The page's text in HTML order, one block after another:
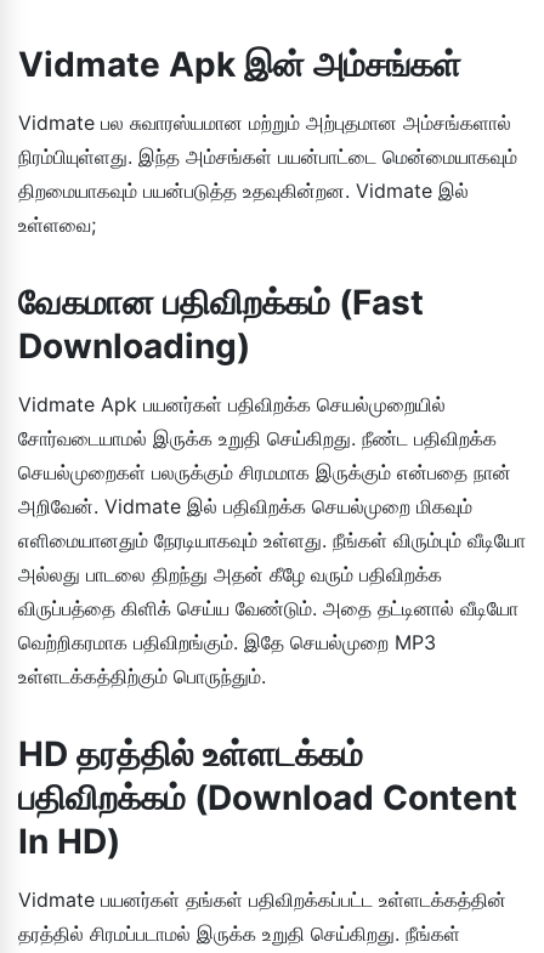
Vidmate Apk இன் அம்சங்கள்
Vidmate பல சுவாரஸ்யமான மற்றும் அற்புதமான அம்சங்களால்
நிரம்பியுள்ளது. இந்த அம்சங்கள் பயன்பாட்டை மென்மையாகவும்
திறமையாகவும் பயன்படுத்த உதவுகின்றன. Vidmate இல்
உள்ளவை;
வேகமான பதிவிறக்கம் (Fast
Downloading)
Vidmate Apk பயனர்கள் பதிவிறக்க செயல்முறையில்
சோர்வடையாமல் இருக்க உறுதி செய்கிறது. நீண்ட பதிவிறக்க
செயல்முறைகள் பலருக்கும் சிரமமாக இருக்கும் என்பதை நான்
அறிவேன். Vidmate இல் பதிவிறக்க செயல்முறை மிகவும்
எளிமையானதும் நேரடியாகவும் உள்ளது. நீங்கள் விரும்பும் வீடியோ
அல்லது பாடலை திறந்து அதன் கீழே வரும் பதிவிறக்க
விருப்பத்தை கிளிக் செய்ய வேண்டும். அதை தட்டினால் வீடியோ
வெற்றிகரமாக பதிவிறங்கும். இதே செயல்முறை MP3
உள்ளடக்கத்திற்கும் பொருந்தும்.
HD தரத்தில் உள்ளடக்கம்
பதிவிறக்கம் (Download Content
In HD)
Vidmate பயனர்கள் தங்கள் பதிவிறக்கப்பட்ட உள்ளடக்கத்தின்
தரத்தில் சிரமப்படாமல் இருக்க உறுதி செய்கிறது. நீங்கள்